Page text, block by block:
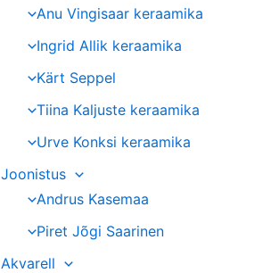
Anu Vingisaar keraamika
Ingrid Allik keraamika
Kärt Seppel
Tiina Kaljuste keraamika
Urve Konksi keraamika
Joonistus
Andrus Kasemaa
Piret Jõgi Saarinen
Akvarell